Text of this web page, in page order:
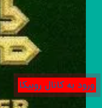
ورود به کانال روبیکا